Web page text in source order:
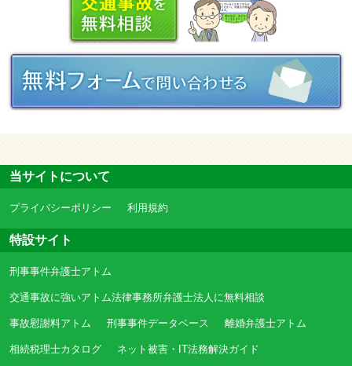
当サイトについて
プライバシーポリシー 利用規約
特設サイト
刑事事件弁護士アトム
交通事故に強いアトム法律事務所弁護士法人に無料相談
事故慰謝料アトム 刑事事件データベース 離婚弁護士アトム
相続税理士カタログ ネット被害・IT法務解決ガイド